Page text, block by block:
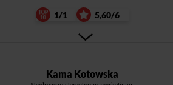
1/1 5,60/6
Kama Kotowska